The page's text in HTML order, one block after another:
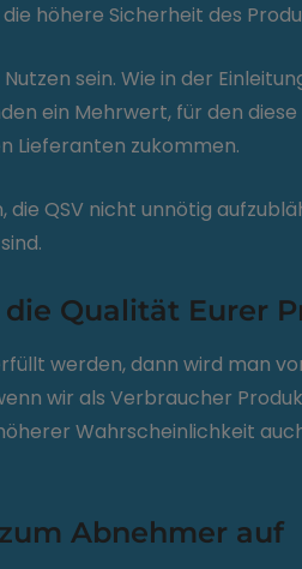
höhere Sicherheit des
sein. Wie in der
ein Mehrwert, für den
Lieferanten zukommen.
QSV nicht unnötig
Qualität Eurer
werden, dann wird man
wir als Verbraucher
Wahrscheinlichkeit
Abnehmer auf